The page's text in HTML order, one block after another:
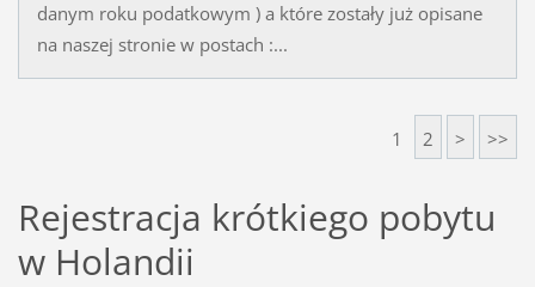
danym roku podatkowym ) a które zostały już opisane
na naszej stronie w postach :...
1 2 > >>
Rejestracja krótkiego pobytu
w Holandii